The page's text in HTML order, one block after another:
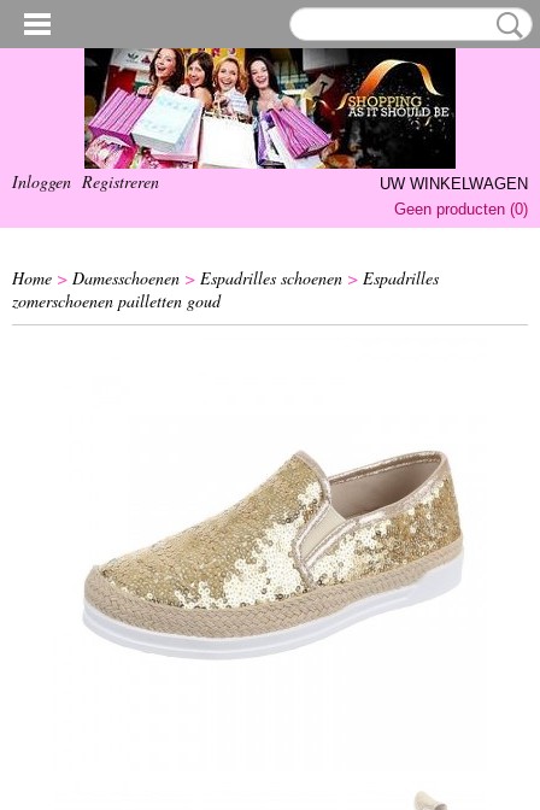
Inloggen Registreren
UW WINKELWAGEN
Geen producten (0)
Home > Damesschoenen > Espadrilles schoenen > Espadrilles
zomerschoenen pailletten goud